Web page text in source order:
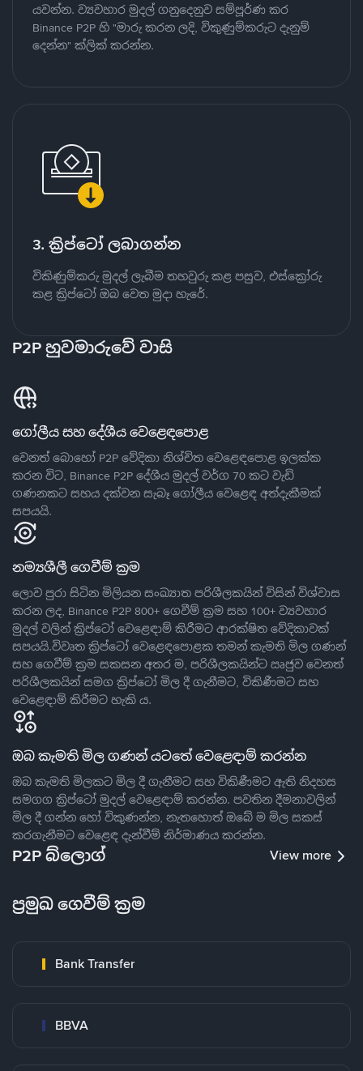
යවන්න. ව්‍යවහාර මුදල් ගනුදෙනුව සම්පූර්ණ කර
Binance P2P හි "මාරු කරන ලදි, විකුණුම්කරුට දැනුම්
දෙන්න" ක්ලික් කරන්න.
3. ක්‍රිප්ටෝ ලබාගන්න
විකිණුම්කරු මුදල් ලැබීම තහවුරු කළ පසුව, එස්ක්‍රෝරු
කළ ක්‍රිප්ටෝ ඔබ වෙත මුදා හැරේ.
P2P හුවමාරුවේ වාසි
ගෝලීය සහ දේශීය වෙළෙඳපොළ
වෙනත් බොහෝ P2P වේදිකා නිශ්චිත වෙළෙඳපොළ ඉලක්ක
කරන විට, Binance P2P දේශීය මුදල් වර්ග 70 කට වැඩි
ගණනකට සහය දක්වන සැබෑ ගෝලීය වෙළෙඳ අත්දැකීමක්
සපයයි.
නම්‍යශීලී ගෙවීම් ක්‍රම
ලොව පුරා සිටින මිලියන සංඛ්‍යාත පරිශීලකයින් විසින් විශ්වාස
කරන ලද, Binance P2P 800+ ගෙවීම් ක්‍රම සහ 100+ ව්‍යවහාර
මුදල් වලින් ක්‍රිප්ටෝ වෙළෙඳාම් කිරීමට ආරක්ෂිත වේදිකාවක්
සපයයි.විවෘත ක්‍රිප්ටෝ වෙළෙඳපොළක තමන් කැමති මිල ගණන්
සහ ගෙවීම් ක්‍රම සකසන අතර ම, පරිශීලකයින්ට ඍජුව වෙනත්
පරිශීලකයින් සමග ක්‍රිප්ටෝ මිල දී ගැනීමට, විකිණීමට සහ
වෙළෙඳාම් කිරීමට හැකි ය.
ඔබ කැමති මිල ගණන් යටතේ වෙළෙඳාම් කරන්න
ඔබ කැමති මිලකට මිල දී ගැනීමට සහ විකිණීමට ඇති නිදහස
සමගග ක්‍රිප්ටෝ මුදල් වෙළෙඳාම් කරන්න. පවතින දීමනාවලින්
මිල දී ගන්න හෝ විකුණන්න, නැතහොත් ඔබේ ම මිල සකස්
කරගැනීමට වෙළෙඳ දැන්වීම් නිර්මාණය කරන්න.
P2P බ්ලොග් View more
ප්‍රමුඛ ගෙවීම් ක්‍රම
Bank Transfer
BBVA